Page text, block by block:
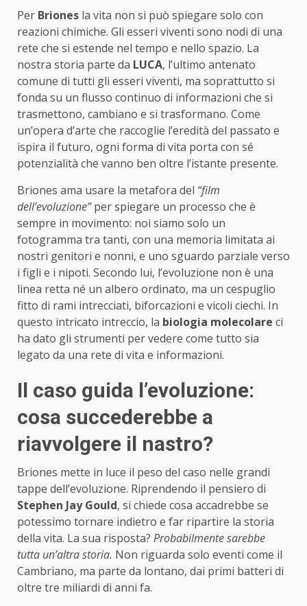
Per Briones la vita non si può spiegare solo con
reazioni chimiche. Gli esseri viventi sono nodi di una
rete che si estende nel tempo e nello spazio. La
nostra storia parte da LUCA, l’ultimo antenato
comune di tutti gli esseri viventi, ma soprattutto si
fonda su un flusso continuo di informazioni che si
trasmettono, cambiano e si trasformano. Come
un’opera d’arte che raccoglie l’eredità del passato e
ispira il futuro, ogni forma di vita porta con sé
potenzialità che vanno ben oltre l’istante presente.
Briones ama usare la metafora del “film
dell’evoluzione”per spiegare un processo che è
sempre in movimento: noi siamo solo un
fotogramma tra tanti, con una memoria limitata ai
nostri genitori e nonni, e uno sguardo parziale verso
i figli e i nipoti. Secondo lui, l’evoluzione non è una
linea retta né un albero ordinato, ma un cespuglio
fitto di rami intrecciati, biforcazioni e vicoli ciechi. In
questo intricato intreccio, la biologia molecolare ci
ha dato gli strumenti per vedere come tutto sia
legato da una rete di vita e informazioni.
Il caso guida l’evoluzione:
cosa succederebbe a
riavvolgere il nastro?
Briones mette in luce il peso del caso nelle grandi
tappe dell’evoluzione. Riprendendo il pensiero di
Stephen Jay Gould, si chiede cosa accadrebbe se
potessimo tornare indietro e far ripartire la storia
della vita. La sua risposta? Probabilmente sarebbe
tutta un’altra storia. Non riguarda solo eventi come il
Cambriano, ma parte da lontano, dai primi batteri di
oltre tre miliardi di anni fa.